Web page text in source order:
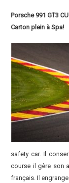
Porsche 991 GT3
Carton plein à Spa!
safety car. Il
course il gère son
français. Il